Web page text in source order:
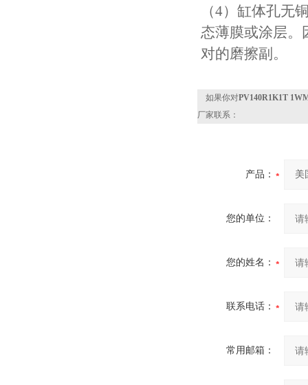
（4）缸体孔无
态薄膜或涂层
对的磨擦副。
如果你对PV140R1K1T
厂家联系：
产品：
您的单位：
您的姓名：
联系电话：
常用邮箱：